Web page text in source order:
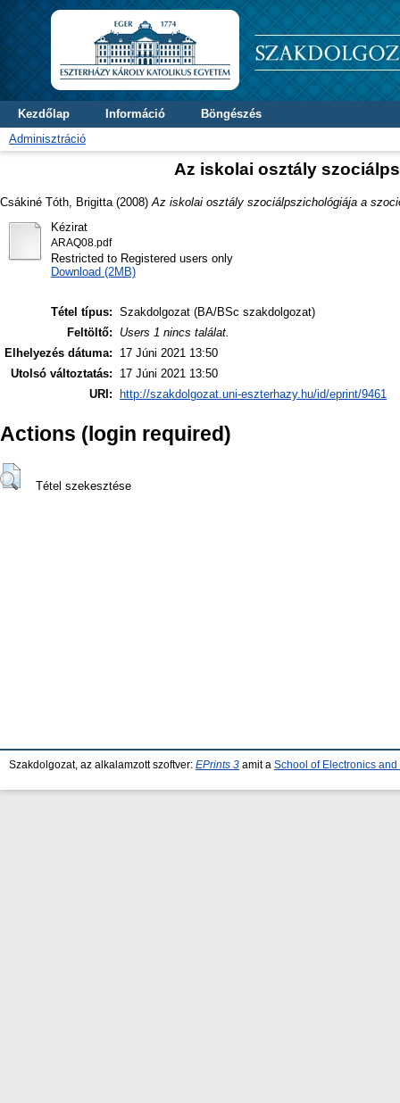
Kezdőlap Információ
Böngészés
Adminisztráció
Az iskolai osztály
Csákiné Tóth, Brigitta (2008) Az iskolai osztály szociálpszichológiája a
Kézirat
ARAQ08.pdf
Restricted to Registered users only
Download (2MB)
Tétel típus: Szakdolgozat (BA/BSc szakdolgozat)
Feltöltő:
Users 1 nincs találat.
Elhelyezés dátuma:
17 Júni 2021 13:50
Utolsó változtatás:
17 Júni 2021 13:50
URI:
http://szakdolgozat.uni-eszterhazy.hu/id/eprint/9461
Actions (login required)
Tétel szekesztése
Szakdolgozat, az alkalamzott szoftver: EPrints 3 amit a School of Electronics